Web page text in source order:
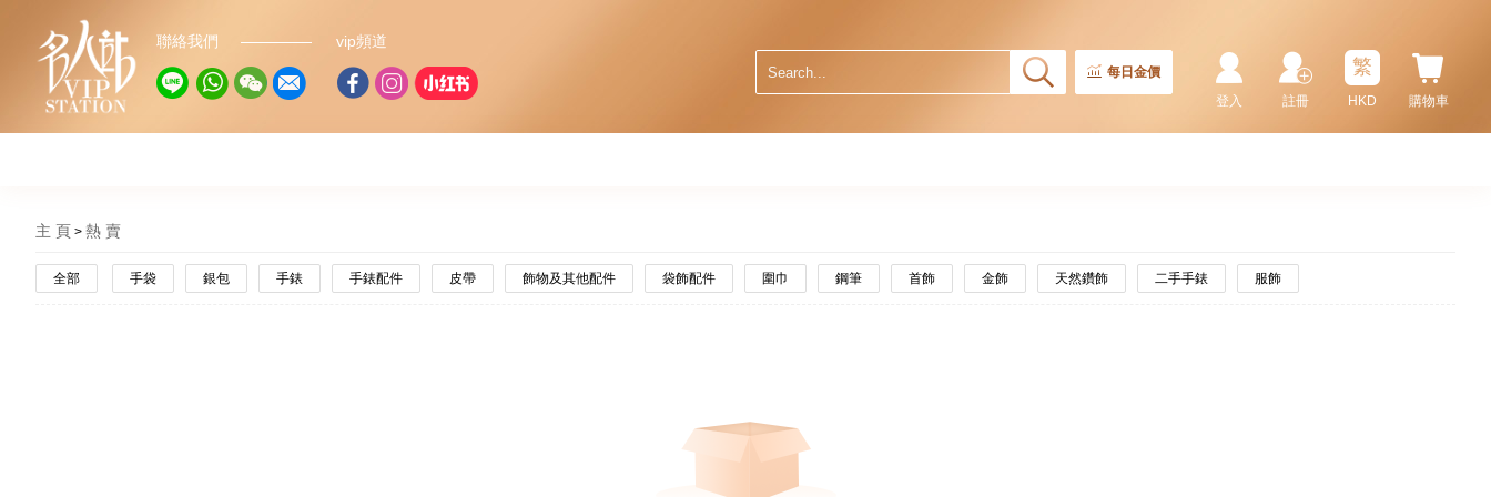
聯絡我們 vip頻道
每日金價
購物車
繁
HKD
註冊
登入
主 頁 熱 賣
全部 手袋 銀包 手錶 手錶配件 皮帶 飾物及其他配件 袋飾配件 圍巾 鋼筆 首飾 金飾 天然鑽飾 二手手錶 服飾